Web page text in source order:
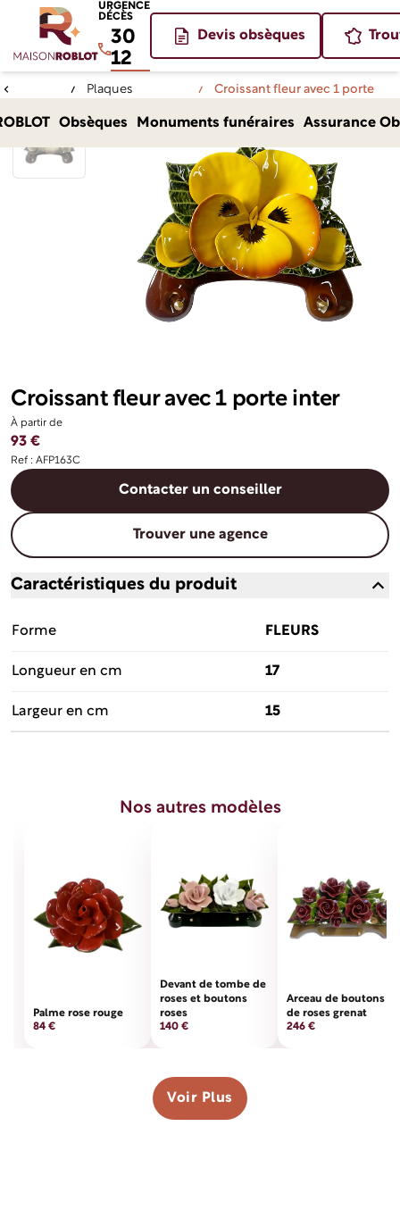
URGENCE
DÉCÈS
30
12
Devis obsèques
Obsèques Monuments funéraires Assurance
Plaques
Croissant fleur avec 1 porte
Croissant fleur avec 1 porte inter
À partir de
93 €
Ref : AFP163C
Contacter un conseiller
Trouver une agence
Caractéristiques du produit
Forme FLEURS
Longueur en cm 17
Largeur en cm 15
Nos autres modèles
Palme rose rouge
84 €
Devant de tombe de
roses et boutons
roses
140 €
Arceau de boutons
de roses grenat
246 €
Voir Plus